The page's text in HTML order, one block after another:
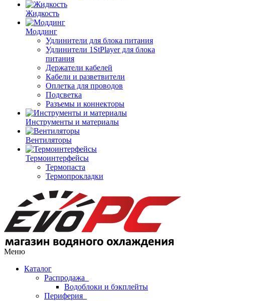
Жидкость
Моддинг
Удлинители для блока питания
Удлинители 1StPlayer для блока
питания
Держатели кабелей
Кабели и разветвители
Оплетка для проводов
Подсветка
Разъемы и коннекторы
Инструменты и материалы
Вентиляторы
Термоинтерфейсы
Термопаста
Термопрокладки
Меню
Каталог
Распродажа
Водоблоки и бэкплейты
Периферия